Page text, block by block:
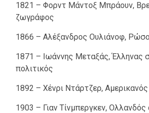
1821 – Φορντ Μάντοξ Μπράουν,
ζωγράφος
1866 – Αλέξανδρος Ουλιάνοφ,
1871 – Ιωάννης Μεταξάς, Έλληνας
πολιτικός
1892 – Χένρι Ντάρτζερ,
1903 – Γιαν Τίνμπεργκεν, Ολλανδός